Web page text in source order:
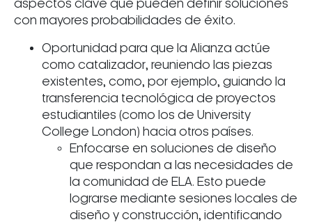
aspectos clave que pueden definir soluciones
con mayores probabilidades de éxito.
Oportunidad para que la Alianza actúe
como catalizador, reuniendo las piezas
existentes, como, por ejemplo, guiando la
transferencia tecnológica de proyectos
estudiantiles (como los de University
College London) hacia otros países.
Enfocarse en soluciones de diseño
que respondan a las necesidades de
la comunidad de ELA. Esto puede
lograrse mediante sesiones locales de
diseño y construcción, identificando